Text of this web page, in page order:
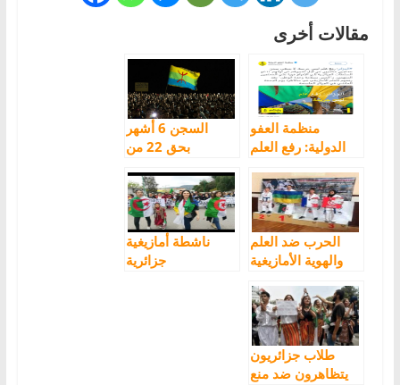
مقالات أخرى
منظمة العفو
الدولية: رفع العلم
جريمة
السجن 6 أشهر
بحق 22 من
الأمازيغي بالجزائر
الحرب ضد العلم
والهوية الأمازيغية
على ناديين
ومسؤولين بتهمة“
اهانة العلم
الوطني”
ناشطة أمازيغية
جزائرية
طلاب جزائريون
يتظاهرون ضد منع